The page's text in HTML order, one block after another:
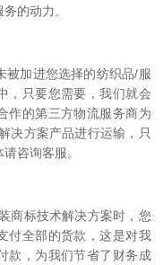
的动力。
被加进您选择的纺织品/服
，只要您需要，我们就会
作的第三方物流服务商为
决方案产品进行运输，只
咨询客服。
商标技术解决方案时，您
付全部的货款，这是对我
款，为我们节省了财务成